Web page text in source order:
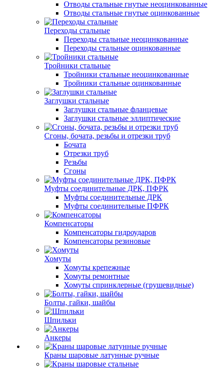
Отводы стальные гнутые неоцинкованные
Отводы стальные гнутые оцинкованные
Переходы стальные
Переходы стальные неоцинкованные
Переходы стальные оцинкованные
Тройники стальные
Тройники стальные неоцинкованные
Тройники стальные оцинкованные
Заглушки стальные
Заглушки стальные фланцевые
Заглушки стальные эллиптические
Сгоны, бочата, резьбы и отрезки труб
Бочата
Отрезки труб
Резьбы
Сгоны
Муфты соединительные ДРК, ПФРК
Муфты соединительные ДРК
Муфты соединительные ПФРК
Компенсаторы
Компенсаторы гидроударов
Компенсаторы резиновые
Хомуты
Хомуты крепежные
Хомуты ремонтные
Хомуты спринклерные (грушевидные)
Болты, гайки, шайбы
Шпильки
Анкеры
Краны шаровые латунные ручные